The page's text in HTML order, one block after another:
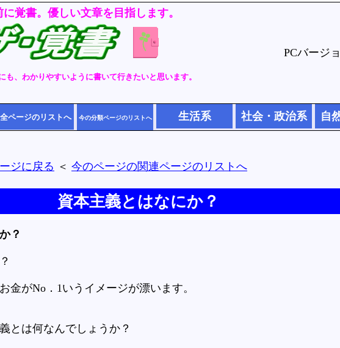
覚書。優しい文章を目指します。
も、わかりやすいように書いて行きたいと思います。
PCバージ
全ページのリストへ 今の分類ページのリストへ 生活系 社会・政治系 自
ジに戻る ＜ 今のページの関連ページのリストへ
資本主義とはなにか？
？
金がNo．1いうイメージが漂います。
とは何なんでしょうか？